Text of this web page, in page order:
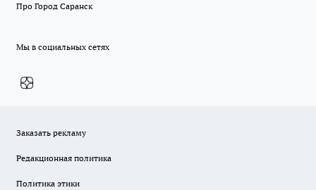
Про Город Саранск
Мы в социальных сетях
Заказать рекламу
Редакционная политика
Политика этики